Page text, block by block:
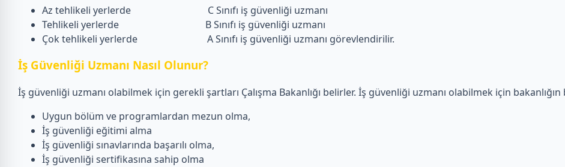
Az tehlikeli yerlerde C Sınıfı iş güvenliği uzmanı
Tehlikeli yerlerde B Sınıfı iş güvenliği uzmanı
Çok tehlikeli yerlerde A Sınıfı iş güvenliği uzmanı görevlendirilir.
İş Güvenliği Uzmanı Nasıl Olunur?
İş güvenliği uzmanı olabilmek için gerekli şartları Çalışma Bakanlığı belirler. İş güvenliği uzmanı olabilmek için
Uygun bölüm ve programlardan mezun olma,
İş güvenliği eğitimi alma
İş güvenliği sınavlarında başarılı olma,
İş güvenliği sertifikasına sahip olma